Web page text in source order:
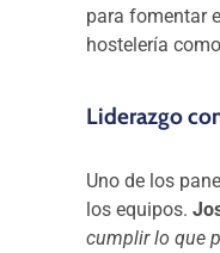
para fomentar
hostelería
Liderazgo
Uno de los
los equipos.
cumplir lo que